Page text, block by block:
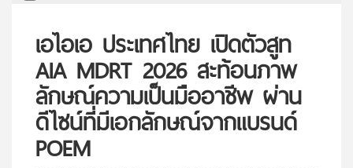
เอไอเอ ประเทศไทย เปิดตัวสูท
AIA MDRT 2026 สะท้อนภาพ
ลักษณ์ความเป็นมืออาชีพ ผ่าน
ดีไซน์ที่มีเอกลักษณ์จากแบรนด์
POEM